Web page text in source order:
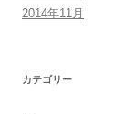
2014年11月
カテゴリー